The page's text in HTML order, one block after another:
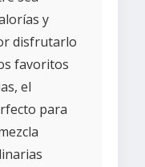
y
disfrutarlo
favoritos
el
para